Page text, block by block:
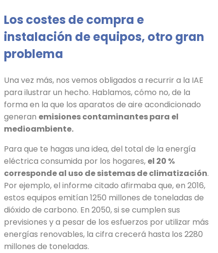
Los costes de compra e
instalación de equipos, otro gran
problema
Una vez más, nos vemos obligados a recurrir a la IAE
para ilustrar un hecho. Hablamos, cómo no, de la
forma en la que los aparatos de aire acondicionado
generan emisiones contaminantes para el
medioambiente.
Para que te hagas una idea, del total de la energía
eléctrica consumida por los hogares, el 20 %
corresponde al uso de sistemas de climatización.
Por ejemplo, el informe citado afirmaba que, en 2016,
estos equipos emitían 1250 millones de toneladas de
dióxido de carbono. En 2050, si se cumplen sus
previsiones y a pesar de los esfuerzos por utilizar más
energías renovables, la cifra crecerá hasta los 2280
millones de toneladas.